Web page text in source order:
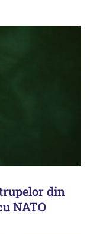
din
NATO